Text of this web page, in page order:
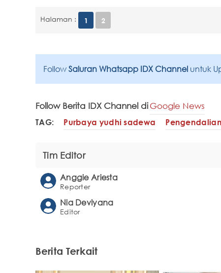
Halaman : 1 2
Follow Saluran Whatsapp IDX Channel untuk
Follow Berita IDX Channel diGoogle News
TAG: Purbaya yudhi sadewa
Tim Editor
Anggie Ariesta
Reporter
Nia Deviyana
Editor
Berita Terkait